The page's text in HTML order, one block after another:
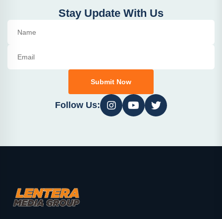
Stay Update With Us
Submit Now
Follow Us: